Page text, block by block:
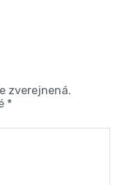
zverejnená.
*